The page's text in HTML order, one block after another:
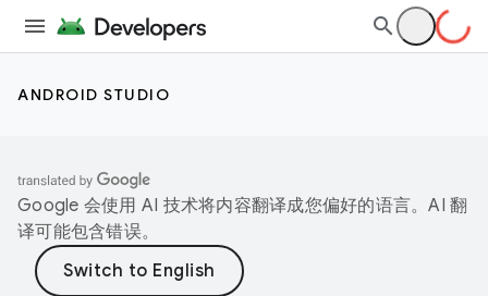
ANDROID STUDIO
Google 会使用 AI 技术将内容翻译成您偏好的语言。AI 翻
译可能包含错误。